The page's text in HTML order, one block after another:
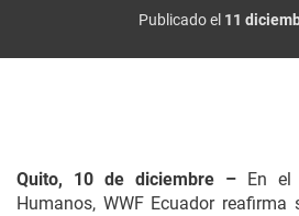
Publicado el 11
Quito, 10 de diciembre – En el
Humanos, WWF Ecuador